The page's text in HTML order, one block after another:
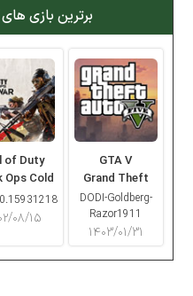
جهت دریافت آخرین اخبار و
بله دنبال کنید (ورود)
برترین بازی
GTA V
Grand Theft
Auto V
DODI-Goldberg-
Razor1911
۱۴۰۳/۰۱/۳۱
of Duty
Ops Cold
War
۱۴۰۲/